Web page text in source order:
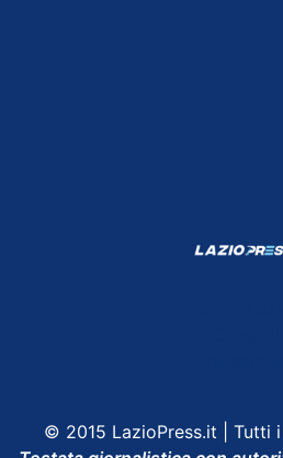
© 2015 LazioPress.it | Tutti